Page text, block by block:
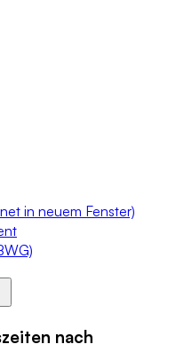
in neuem Fenster)
nach